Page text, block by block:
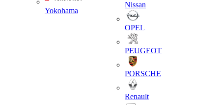
Yokohama
Nissan
OPEL
PEUGEOT
PORSCHE
Renault